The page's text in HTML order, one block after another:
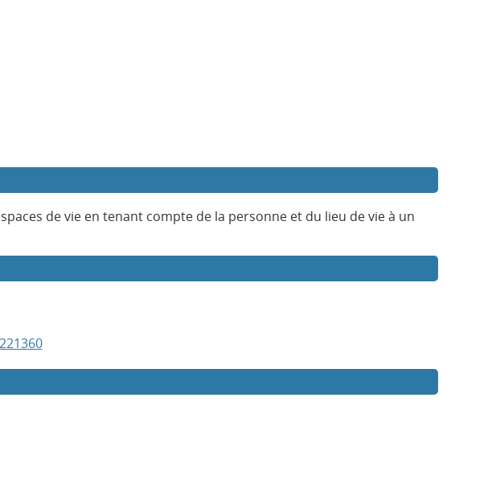
de vie en tenant compte de la personne et du lieu de vie à un